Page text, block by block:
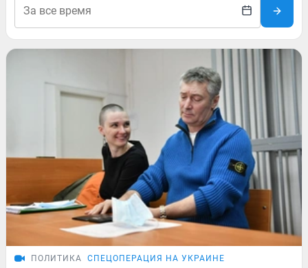
ПОЛИТИКА СПЕЦОПЕРАЦИЯ НА УКРАИНЕ